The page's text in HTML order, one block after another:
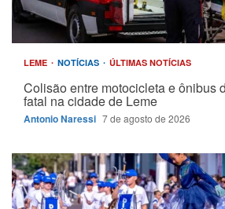
LEME NOTÍCIAS ÚLTIMAS NOTÍCIAS
Colisão entre motocicleta e ônibus
fatal na cidade de Leme
Antonio Naressi 7 de agosto de 2026